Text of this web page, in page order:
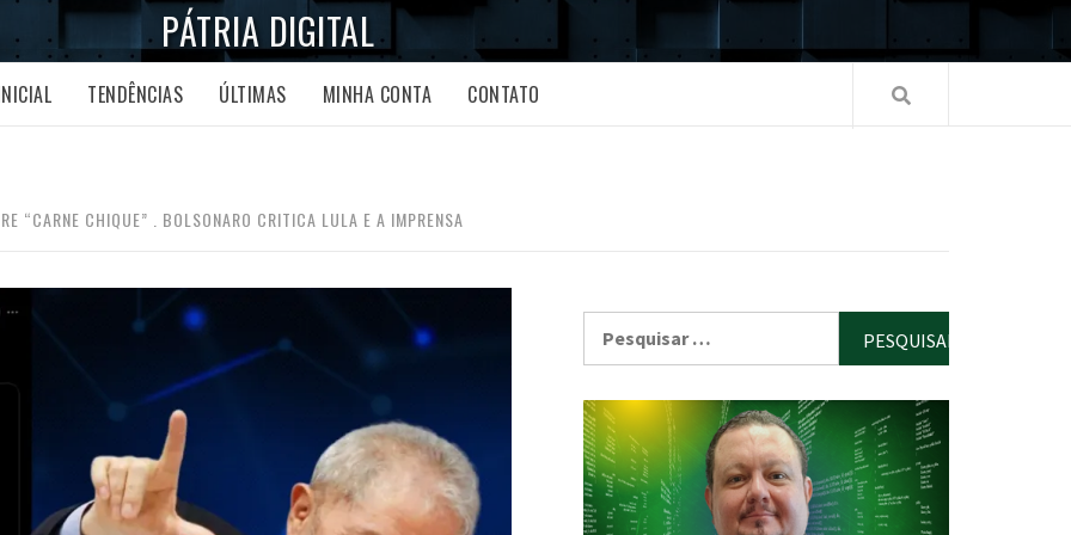
PÁTRIA DIGITAL
TENDÊNCIAS ÚLTIMAS MINHA CONTA CONTATO
“CARNE CHIQUE” . BOLSONARO CRITICA LULA E A IMPRENSA